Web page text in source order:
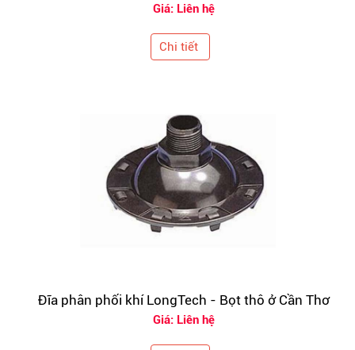
Giá: Liên hệ
Chi tiết
Đĩa phân phối khí LongTech - Bọt thô ở Cần Thơ
Giá: Liên hệ